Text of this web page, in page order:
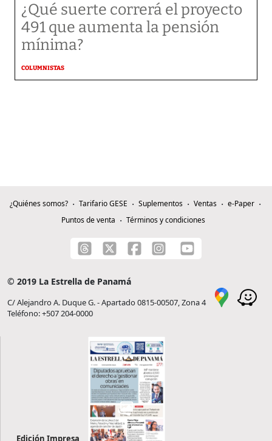
¿Qué suerte correrá el proyecto
491 que aumenta la pensión
mínima?
COLUMNISTAS
¿Quiénes somos? Tarifario GESE Suplementos Ventas
e-Paper
Puntos de venta
Términos y condiciones
© 2019 La Estrella de Panamá
C/ Alejandro A. Duque G. - Apartado 0815-00507, Zona 4
Teléfono: +507 204-0000
Edición Impresa